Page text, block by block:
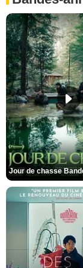
Jour de chasse